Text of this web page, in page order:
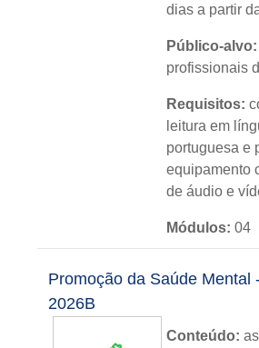
dias a partir
Público-alvo:
profissionais
Requisitos:
leitura em
portuguesa e
equipamento
de áudio e
Módulos: 04
Nível:básico
Promoção da Saúde Mental
2026B
Conteúdo: